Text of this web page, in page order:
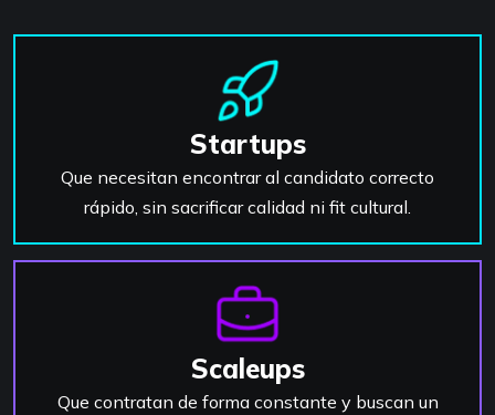
Startups
Que necesitan encontrar al candidato correcto
rápido, sin sacrificar calidad ni fit cultural.
Scaleups
Que contratan de forma constante y buscan un